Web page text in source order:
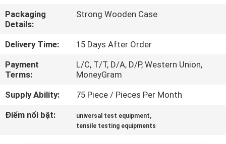
BUỔI
DIỄN
VR
VỀ
CHÚNG
Packaging
Details:
Strong Wooden Case
Delivery Time:
15 Days After Order
Payment
Terms:
L/C, T/T, D/A, D/P, Western Union,
MoneyGram
Supply Ability:
75 Piece / Pieces Per Month
Điểm nổi bật:
universal test equipment,
tensile testing equipments